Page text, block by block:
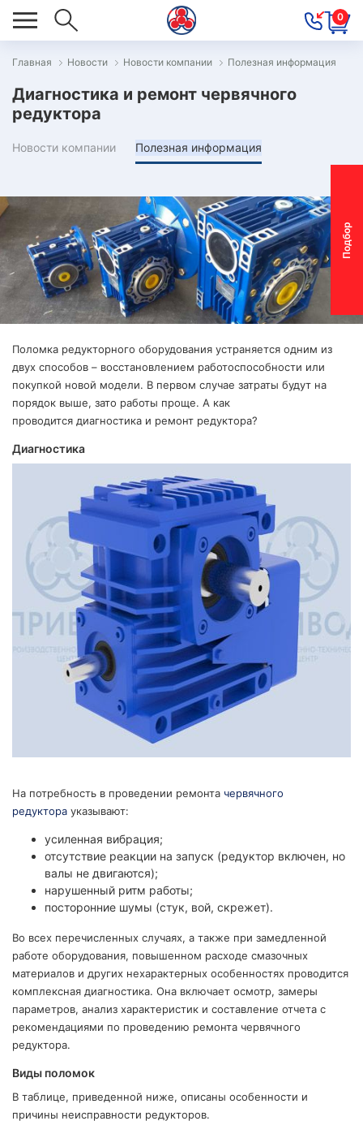
0
П
о
д
б
о
р
м
о
т
о
р
-
р
е
д
у
к
т
о
р
Главная Новости Новости компании Полезная информация
Диагностика и ремонт червячного
редуктора
Новости компании Полезная информация
Поломка редукторного оборудования устраняется одним из
двух способов – восстановлением работоспособности или
покупкой новой модели. В первом случае затраты будут на
порядок выше, зато работы проще. А как
проводится диагностика и ремонт редуктора?
Диагностика
На потребность в проведении ремонта червячного
редуктора указывают:
усиленная вибрация;
отсутствие реакции на запуск (редуктор включен, но
валы не двигаются);
нарушенный ритм работы;
посторонние шумы (стук, вой, скрежет).
Во всех перечисленных случаях, а также при замедленной
работе оборудования, повышенном расходе смазочных
материалов и других нехарактерных особенностях проводится
комплексная диагностика. Она включает осмотр, замеры
параметров, анализ характеристик и составление отчета с
рекомендациями по проведению ремонта червячного
редуктора.
Виды поломок
В таблице, приведенной ниже, описаны особенности и
причины неисправности редукторов.